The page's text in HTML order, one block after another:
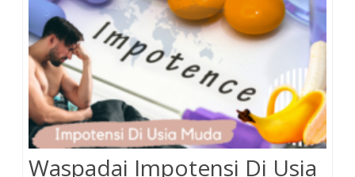
Waspadai Impotensi Di Usia